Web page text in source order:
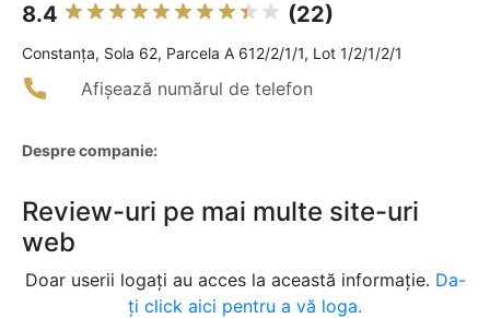
8.4 (22)
Constanţa, Sola 62, Parcela A 612/2/1/1, Lot 1/2/1/2/1
Afișează numărul de telefon
Despre companie:
Review-uri pe mai multe site-uri
web
Doar userii logați au acces la această informație. Da-
ți click aici pentru a vă loga.